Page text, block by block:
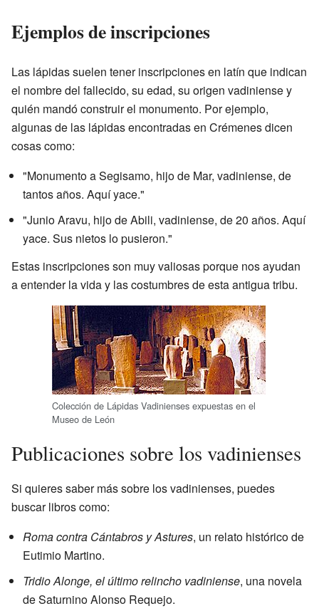
Ejemplos de inscripciones
Las lápidas suelen tener inscripciones en latín que indican
el nombre del fallecido, su edad, su origen vadiniense y
quién mandó construir el monumento. Por ejemplo,
algunas de las lápidas encontradas en Crémenes dicen
cosas como:
"Monumento a Segisamo, hijo de Mar, vadiniense, de
tantos años. Aquí yace."
"Junio Aravu, hijo de Abili, vadiniense, de 20 años. Aquí
yace. Sus nietos lo pusieron."
Estas inscripciones son muy valiosas porque nos ayudan
a entender la vida y las costumbres de esta antigua tribu.
Colección de Lápidas Vadinienses expuestas en el
Museo de León
Publicaciones sobre los vadinienses
Si quieres saber más sobre los vadinienses, puedes
buscar libros como:
Roma contra Cántabros y Astures, un relato histórico de
Eutimio Martino.
Tridio Alonge, el último relincho vadiniense, una novela
de Saturnino Alonso Requejo.